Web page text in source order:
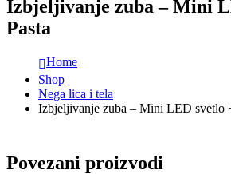
Izbjeljivanje zuba – Mini
Pasta
Home
Shop
Nega lica i tela
Izbjeljivanje zuba – Mini LED svetlo
Povezani proizvodi